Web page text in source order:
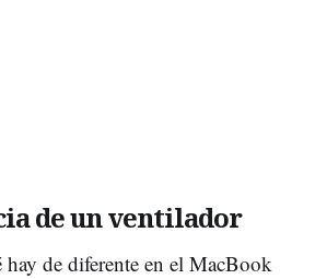
de un ventilador
hay de diferente en el MacBook